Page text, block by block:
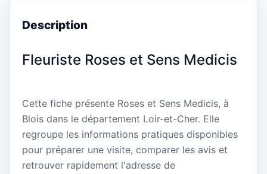
Description
Fleuriste Roses et Sens Medicis
Cette fiche présente Roses et Sens Medicis, à
Blois dans le département Loir-et-Cher. Elle
regroupe les informations pratiques disponibles
pour préparer une visite, comparer les avis et
retrouver rapidement l'adresse de